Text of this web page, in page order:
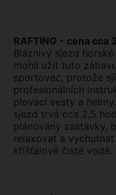
RAFTING - cena cca
Bláznivý sjezd
mohli užít tuto
sportovec, protože
profesionálních
plovací vesty a
sjezd trvá cca 2,5
plánovány zastávky,
relaxovat a
křišťálově čisté vodě.